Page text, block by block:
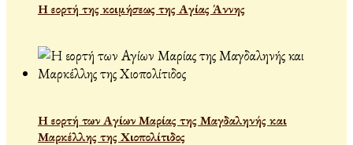
Η εορτή της κοιμήσεως της Αγίας Άννης
Η εορτή των Αγίων Μαρίας της Μαγδαληνής και
Μαρκέλλης της Χιοπολίτιδος